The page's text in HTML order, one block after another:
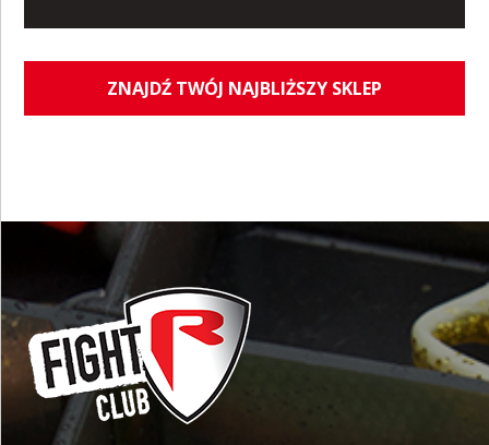
ZNAJDŹ TWÓJ NAJBLIŻSZY SKLEP